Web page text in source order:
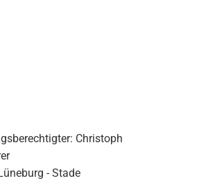
Christoph
- Stade